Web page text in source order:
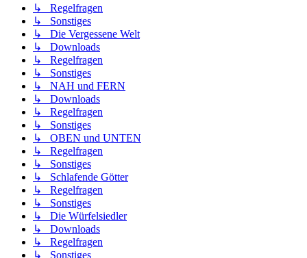
↳ Regelfragen
↳ Sonstiges
↳ Die Vergessene Welt
↳ Downloads
↳ Regelfragen
↳ Sonstiges
↳ NAH und FERN
↳ Downloads
↳ Regelfragen
↳ Sonstiges
↳ OBEN und UNTEN
↳ Regelfragen
↳ Sonstiges
↳ Schlafende Götter
↳ Regelfragen
↳ Sonstiges
↳ Die Würfelsiedler
↳ Downloads
↳ Regelfragen
↳ Sonstiges